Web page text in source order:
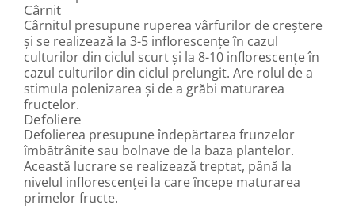
Cârnit
Cârnitul presupune ruperea vârfurilor de creștere
și se realizează la 3-5 inflorescențe în cazul
culturilor din ciclul scurt și la 8-10 inflorescențe în
cazul culturilor din ciclul prelungit. Are rolul de a
stimula polenizarea și de a grăbi maturarea
fructelor.
Defoliere
Defolierea presupune îndepărtarea frunzelor
îmbătrânite sau bolnave de la baza plantelor.
Această lucrare se realizează treptat, până la
nivelul inflorescenței la care începe maturarea
primelor fructe.